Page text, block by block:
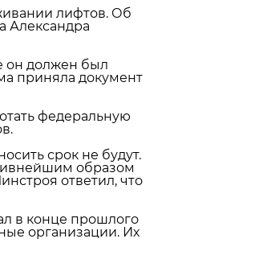
лифтов. Об
Александра
он должен был
приняла документ
федеральную
срок не будут.
образом
ответил, что
в конце прошлого
организации. Их